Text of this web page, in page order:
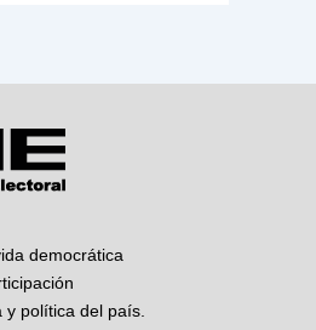
democrática
política del país.